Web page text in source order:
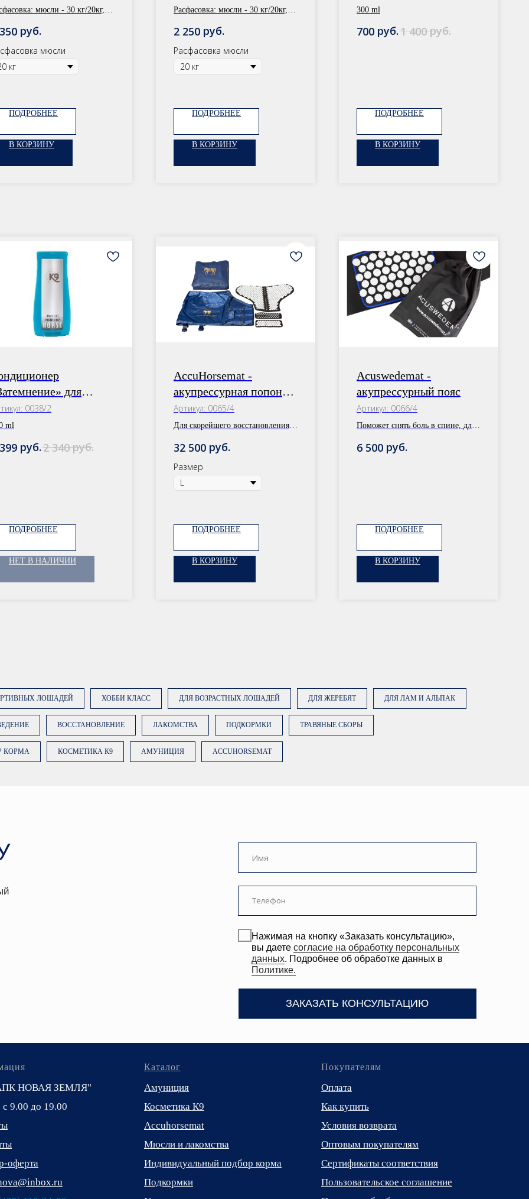
мюсли - 30 кг/20кг,
руб.
мюсли
ПОДРОБНЕЕ
В КОРЗИНУ
Кардиологический сбор
Расфасовка: мюсли - 30 кг/20кг,
2 250 руб.
Расфасовка мюсли
ПОДРОБНЕЕ
В КОРЗИНУ
300 ml
700 руб.1 400 руб.
ПОДРОБНЕЕ
В КОРЗИНУ
для
и темных
0038/2
ml
руб.2 340 руб.
ПОДРОБНЕЕ
НЕТ В НАЛИЧИИ
AccuHorsemat -
акупрессурная попона
для лошадей
Артикул: 0065/4
Для скорейшего восстановления
кровообращения
32 500 руб.
Размер
ПОДРОБНЕЕ
В КОРЗИНУ
Acuswedemat -
акупрессурный пояс
Артикул: 0066/4
Поможет снять боль в спине, для
6 500 руб.
ПОДРОБНЕЕ
В КОРЗИНУ
ЛОШАДЕЙ ХОББИ КЛАСС ДЛЯ ВОЗРАСТНЫХ ЛОШАДЕЙ ДЛЯ ЖЕРЕБЯТ ДЛЯ ЛАМ И АЛЬПАК
ВОССТАНОВЛЕНИЕ ЛАКОМСТВА ПОДКОРМКИ ТРАВЯНЫЕ СБОРЫ
КОРМА КОСМЕТИКА К9 АМУНИЦИЯ ACCUHORSEMAT
Нажимая на кнопку «Заказать консультацию»,
вы даетесогласие на обработку персональных
НОВАЯ ЗЕМЛЯ"
9.00 до 19.00
оферта
Каталог
Амуниция
Косметика К9
Accuhorsemat
Мюсли и лакомства
Индивидуальный подбор корма
Подкормки
Покупателям
Оплата
Как купить
Условия возврата
Оптовым покупателям
Сертификаты соответствия
Пользовательское соглашение